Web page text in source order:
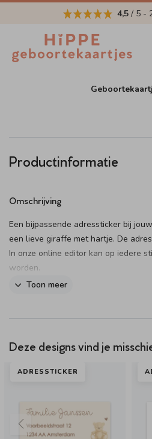
4,5 / 5 -
Productinformatie
Omschrijving
Een bijpassende adressticker bij
een lieve giraffe met hartje. De
In onze online editor kan op iedere
worden.
Toon meer
Deze designs vind je
ADRESSTICKER